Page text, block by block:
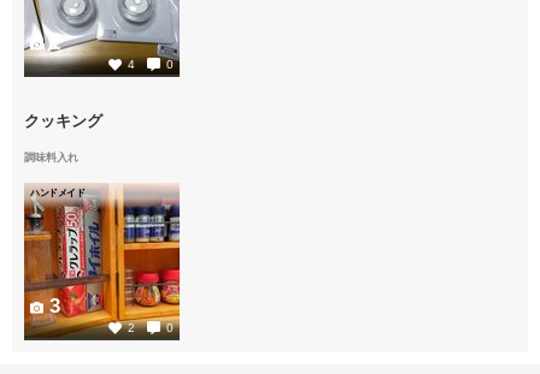
4 0
1
クッキング
調味料入れ
ハンドメイド
2 0
3